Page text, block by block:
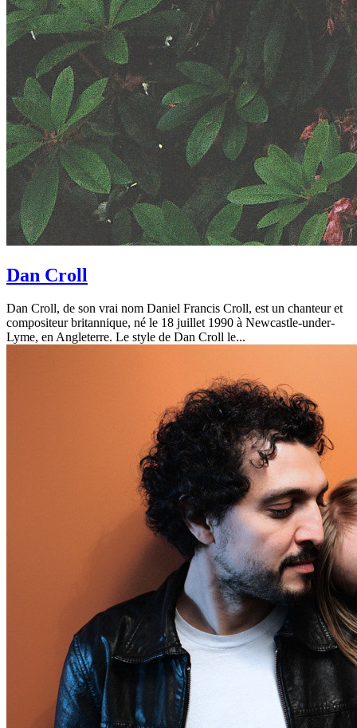
Dan Croll
Dan Croll, de son vrai nom Daniel Francis Croll, est un chanteur et
compositeur britannique, né le 18 juillet 1990 à Newcastle-under-
Lyme, en Angleterre. Le style de Dan Croll le...